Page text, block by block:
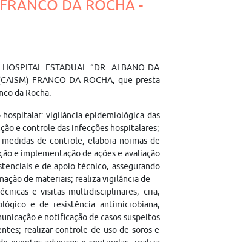
DA ROCHA -
ESTADUAL “DR. ALBANO DA
FRANCO DA ROCHA, que presta
da Rocha.
vigilância epidemiológica das
e controle das infecções hospitalares;
de controle; elabora normas de
e implementação de ações e avaliação
e de apoio técnico, assegurando
de materiais; realiza vigilância de
e visitas multidisciplinares; cria,
e de resistência antimicrobiana,
e notificação de casos suspeitos
realizar controle de uso de soros e